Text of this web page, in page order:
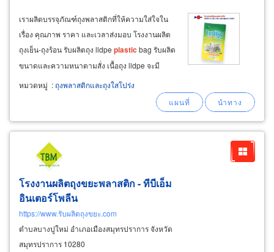
เราผลิตบรรจุภัณฑ์ถุงพลาสติกที่ให้ความใส่ใจใน
เรื่อง คุณภาพ ราคา และเวลาส่งมอบ โรงงานผลิต
ถุงเย็น-ถุงร้อน รับผลิตถุง lldpe plastic bag รับผลิต
ขนาดและความหนาตามสั่ง เนื้อถุง lldpe จะมี
ความนิ่ม ใสเป็นมันวาวและเนื้อเหนียวรับน้ำหนัก
หมวดหมู่ : ถุงพลาสติกและถุงใสโปร่ง
โรงงานผลิตถุงขยะพลาสติก - ทีบีเอ็ม
อินเตอร์โพลีน
https://www.รับผลิตถุงขยะ.com
ตำบลบางปูใหม่ อำเภอเมืองสมุทรปราการ จังหวัด
สมุทรปราการ 10280